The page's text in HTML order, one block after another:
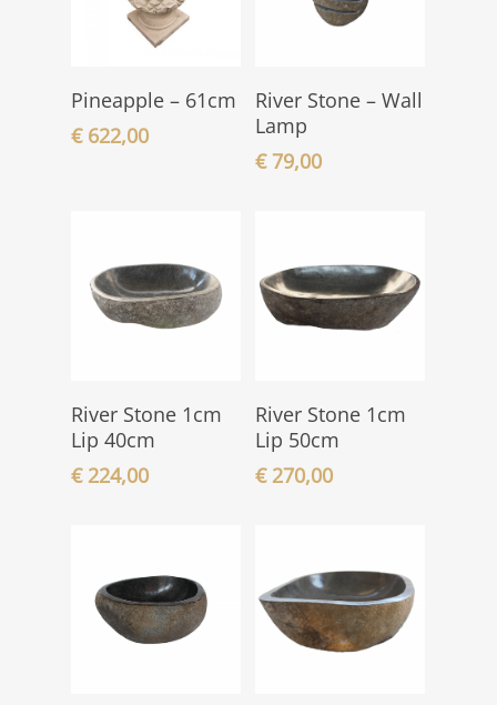
In den
Warenkorb
Pineapple – 61cm
€622,00
River Stone – Wall
Lamp
€79,00
In den
Warenkorb
River Stone 1cm
Lip 40cm
€224,00
In den
Warenkorb
River Stone 1cm
Lip 50cm
€270,00